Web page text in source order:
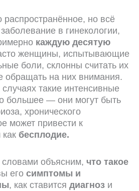
но всё
в гинекологии,
каждую десятую
женщины, испытывающие
боли, склонны считать их
обращать на них внимания.
такие интенсивные
большее — они могут быть
хронического
может привести к
бесплодие.
объясним, что такое
его симптомы и
, как ставится диагноз и